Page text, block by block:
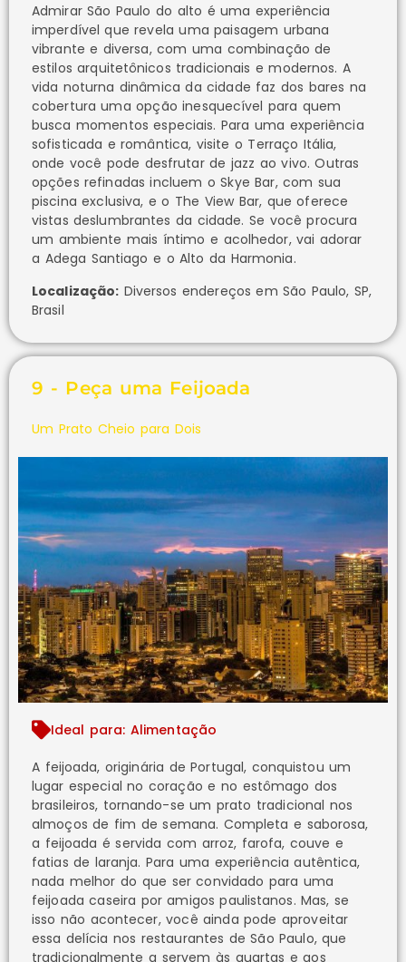
Admirar São Paulo do alto é uma experiência
imperdível que revela uma paisagem urbana
vibrante e diversa, com uma combinação de
estilos arquitetônicos tradicionais e modernos. A
vida noturna dinâmica da cidade faz dos bares na
cobertura uma opção inesquecível para quem
busca momentos especiais. Para uma experiência
sofisticada e romântica, visite o Terraço Itália,
onde você pode desfrutar de jazz ao vivo. Outras
opções refinadas incluem o Skye Bar, com sua
piscina exclusiva, e o The View Bar, que oferece
vistas deslumbrantes da cidade. Se você procura
um ambiente mais íntimo e acolhedor, vai adorar
a Adega Santiago e o Alto da Harmonia.
Localização: Diversos endereços em São Paulo, SP,
Brasil
9 - Peça uma Feijoada
Um Prato Cheio para Dois
Ideal para: Alimentação
A feijoada, originária de Portugal, conquistou um
lugar especial no coração e no estômago dos
brasileiros, tornando-se um prato tradicional nos
almoços de fim de semana. Completa e saborosa,
a feijoada é servida com arroz, farofa, couve e
fatias de laranja. Para uma experiência autêntica,
nada melhor do que ser convidado para uma
feijoada caseira por amigos paulistanos. Mas, se
isso não acontecer, você ainda pode aproveitar
essa delícia nos restaurantes de São Paulo, que
tradicionalmente a servem às quartas e aos